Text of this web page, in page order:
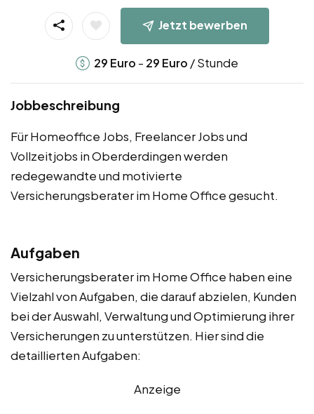
Jetzt bewerben
29 Euro - 29 Euro / Stunde
Jobbeschreibung
Für Homeoffice Jobs, Freelancer Jobs und
Vollzeitjobs in Oberderdingen werden
redegewandte und motivierte
Versicherungsberater im Home Office gesucht.
Aufgaben
Versicherungsberater im Home Office haben eine
Vielzahl von Aufgaben, die darauf abzielen, Kunden
bei der Auswahl, Verwaltung und Optimierung ihrer
Versicherungen zu unterstützen. Hier sind die
detaillierten Aufgaben:
Anzeige